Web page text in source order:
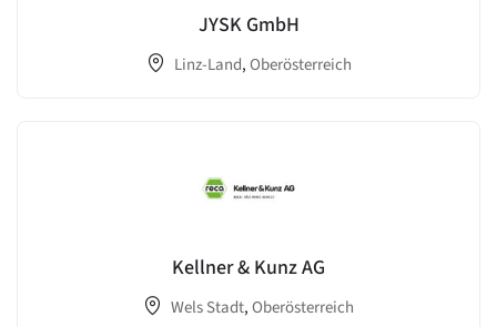
JYSK GmbH
Linz-Land,Oberösterreich
Kellner & Kunz AG
Wels Stadt,Oberösterreich